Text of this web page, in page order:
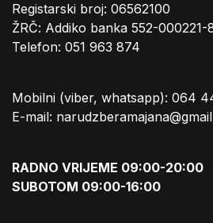
Registarski broj: 06562100
ŽRČ: Addiko banka 552-000221-
Telefon: 051 963 874
Mobilni (viber, whatsapp): 064
E-mail:
RADNO VRIJEME 09:00-20:00
SUBOTOM 09:00-16:00